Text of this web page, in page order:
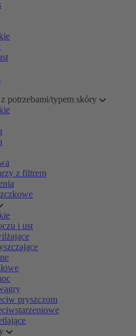
potrzebami/typem skóry
z filtrem
i ust
pryszczom